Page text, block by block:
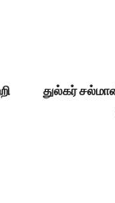
துல்கர்